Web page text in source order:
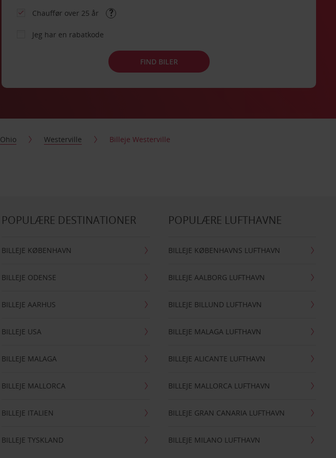
Chauffør over 25 år
Jeg har en rabatkode
FIND BILER
Ohio Westerville Billeje Westerville
POPULÆRE DESTINATIONER
BILLEJE KØBENHAVN
BILLEJE ODENSE
BILLEJE AARHUS
BILLEJE USA
BILLEJE MALAGA
BILLEJE MALLORCA
BILLEJE ITALIEN
BILLEJE TYSKLAND
POPULÆRE LUFTHAVNE
BILLEJE KØBENHAVNS LUFTHAVN
BILLEJE AALBORG LUFTHAVN
BILLEJE BILLUND LUFTHAVN
BILLEJE MALAGA LUFTHAVN
BILLEJE ALICANTE LUFTHAVN
BILLEJE MALLORCA LUFTHAVN
BILLEJE GRAN CANARIA LUFTHAVN
BILLEJE MILANO LUFTHAVN